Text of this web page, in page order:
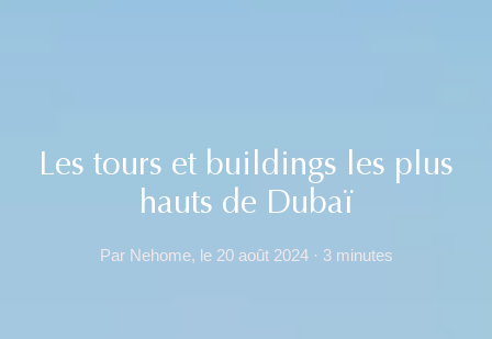
Les tours et buildings les plus
hauts de Dubaï
Par Nehome, le 20 août 2024 · 3 minutes